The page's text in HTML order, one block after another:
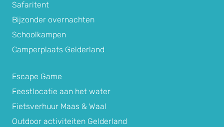
Safaritent
Bijzonder overnachten
Schoolkampen
Camperplaats Gelderland
Escape Game
Feestlocatie aan het water
Fietsverhuur Maas & Waal
Outdoor activiteiten Gelderland